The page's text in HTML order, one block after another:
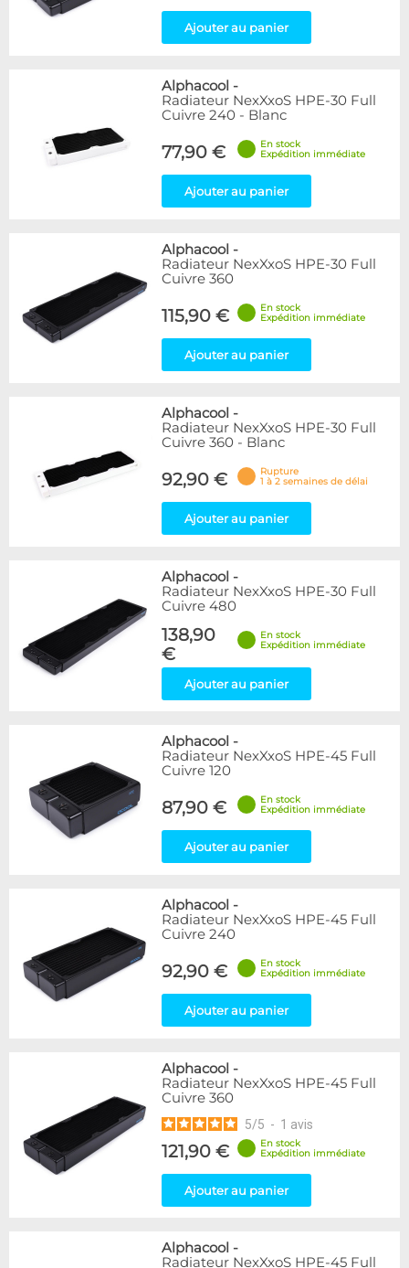
Ajouter au panier
Alphacool -
Radiateur NexXxoS HPE-30 Full
Cuivre 240 - Blanc
77,90 €
En stock
Expédition immédiate
Ajouter au panier
Alphacool -
Radiateur NexXxoS HPE-30 Full
Cuivre 360
115,90 €
En stock
Expédition immédiate
Ajouter au panier
Alphacool -
Radiateur NexXxoS HPE-30 Full
Cuivre 360 - Blanc
92,90 €
Rupture
1 à 2 semaines de délai
Ajouter au panier
Alphacool -
Radiateur NexXxoS HPE-30 Full
Cuivre 480
138,90
€
En stock
Expédition immédiate
Ajouter au panier
Alphacool -
Radiateur NexXxoS HPE-45 Full
Cuivre 120
87,90 €
En stock
Expédition immédiate
Ajouter au panier
Alphacool -
Radiateur NexXxoS HPE-45 Full
Cuivre 240
92,90 €
En stock
Expédition immédiate
Ajouter au panier
Alphacool -
Radiateur NexXxoS HPE-45 Full
Cuivre 360
5/5 - 1 avis
121,90 €
En stock
Expédition immédiate
Ajouter au panier
Alphacool -
Radiateur NexXxoS HPE-45 Full